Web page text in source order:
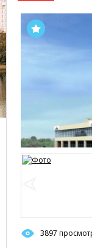
3897